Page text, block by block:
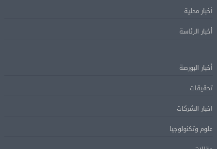
أخبار محلية
أخبار الرئاسة
أخبار البورصة
تحقيقات
اخبار الشركات
علوم وتكنولوجيا